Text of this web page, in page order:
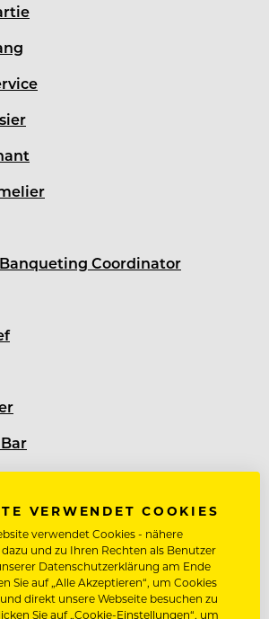
Coordinator
PartieVERWENDET COOKIES
verwendet Cookies - nähere
und zu Ihren Rechten als Benutzer
Datenschutzerklärung am Ende
Sie auf „Alle Akzeptieren“, um Cookies
direkt unsere Webseite besuchen zu
Sie auf „Cookie-Einstellungen“, um